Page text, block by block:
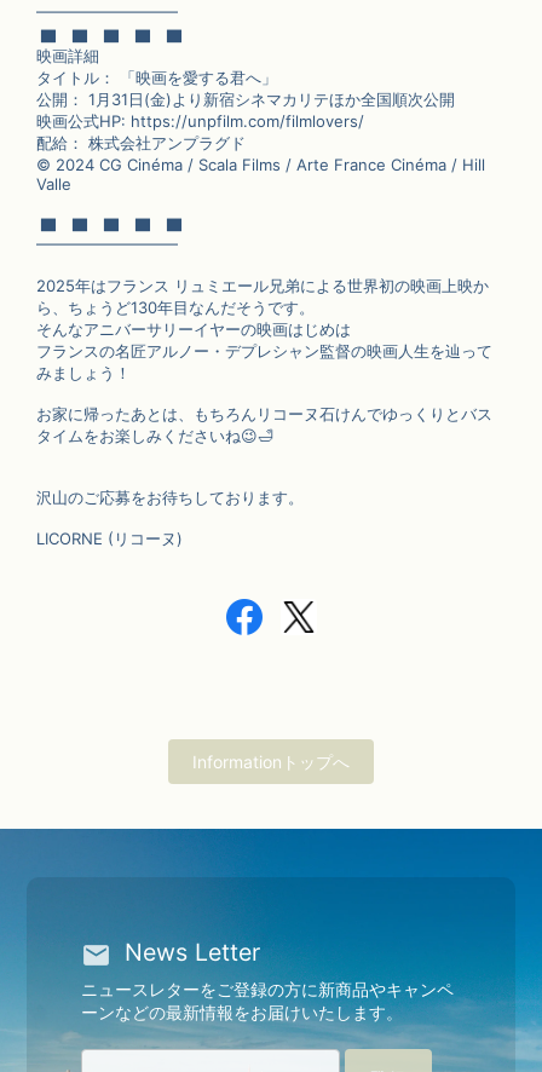
━━━━━━━━━
▇ ▇ ▇ ▇ ▇
映画詳細
タイトル： 「映画を愛する君へ」
公開： 1月31日(金)より新宿シネマカリテほか全国順次公開
映画公式HP: https://unpfilm.com/filmlovers/
配給： 株式会社アンプラグド
©️ 2024 CG Cinéma / Scala Films / Arte France Cinéma / Hill
Valle
▇ ▇ ▇ ▇ ▇
━━━━━━━━━
2025年はフランス リュミエール兄弟による世界初の映画上映か
ら、ちょうど130年目なんだそうです。
そんなアニバーサリーイヤーの映画はじめは
フランスの名匠アルノー・デプレシャン監督の映画人生を辿って
みましょう！
お家に帰ったあとは、もちろんリコーヌ石けんでゆっくりとバス
タイムをお楽しみくださいね😉🛁
沢山のご応募をお待ちしております。
LICORNE (リコーヌ)
Informationトップへ
News Letter
ニュースレターをご登録の方に新商品やキャンペ
ーンなどの最新情報をお届けいたします。